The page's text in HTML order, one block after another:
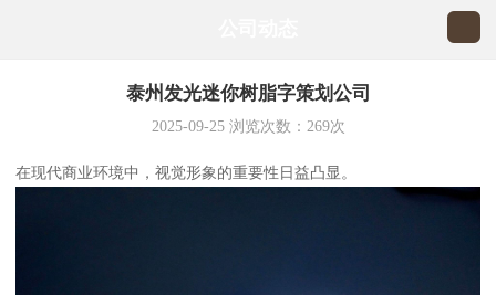
泰州发光迷你树脂字策划公司
2025-09-25浏览次数： 269次
在现代商业环境中，视觉形象的重要性日益凸显。